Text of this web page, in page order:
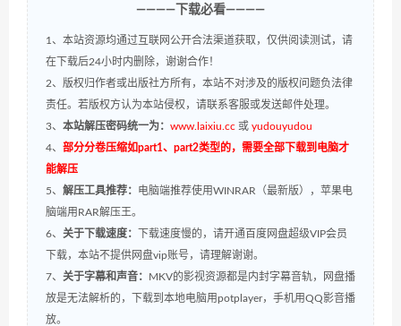
————下载必看————
1、本站资源均通过互联网公开合法渠道获取，仅供阅读测试，请
在下载后24小时内删除，谢谢合作！
2、版权归作者或出版社方所有，本站不对涉及的版权问题负法律
责任。若版权方认为本站侵权，请联系客服或发送邮件处理。
3、 本站解压密码统一为： www.laixiu.cc 或 yudouyudou
4、 部分分卷压缩如part1、part2类型的，需要全部下载到电脑才
能解压
5、 解压工具推荐： 电脑端推荐使用WINRAR（最新版），苹果电
脑端用RAR解压王。
6、 关于下载速度：
下载速度慢的，请开通百度网盘超级VIP会员
下载，本站不提供网盘vip账号，请理解谢谢。
7、 关于字幕和声音： MKV的影视资源都是内封字幕音轨，网盘播
放是无法解析的，下载到本地电脑用potplayer，手机用QQ影音播
放。